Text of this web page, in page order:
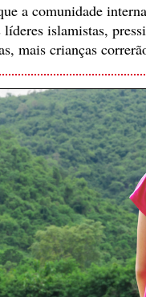
a comunidade
líderes islamistas,
mais crianças